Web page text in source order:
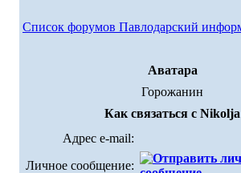
Список форумов Павлодарский
Аватара
Горожанин
Как связаться с Nikolja
Адрес e-mail:
Личное сообщение: